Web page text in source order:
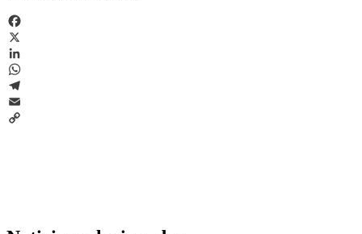
Facebook
X
LinkedIn
WhatsApp
Telegram
Email